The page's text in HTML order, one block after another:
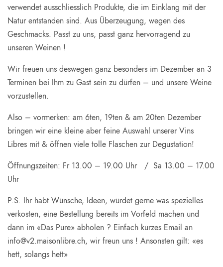
verwendet ausschliesslich Produkte, die im Einklang mit der
Natur entstanden sind. Aus Überzeugung, wegen des
Geschmacks. Passt zu uns, passt ganz hervorragend zu
unseren Weinen !
Wir freuen uns deswegen ganz besonders im Dezember an 3
Terminen bei Ihm zu Gast sein zu dürfen – und unsere Weine
vorzustellen.
Also – vormerken: am 6ten, 19ten & am 20ten Dezember
bringen wir eine kleine aber feine Auswahl unserer Vins
Libres mit & öffnen viele tolle Flaschen zur Degustation!
Öffnungszeiten: Fr 13.00 – 19.00 Uhr / Sa 13.00 – 17.00
Uhr
P.S. Ihr habt Wünsche, Ideen, würdet gerne was spezielles
verkosten, eine Bestellung bereits im Vorfeld machen und
dann im «Das Pure» abholen ? Einfach kurzes Email an
info@v2.maisonlibre.ch, wir freun uns ! Ansonsten gilt: «es
hett, solangs hett»